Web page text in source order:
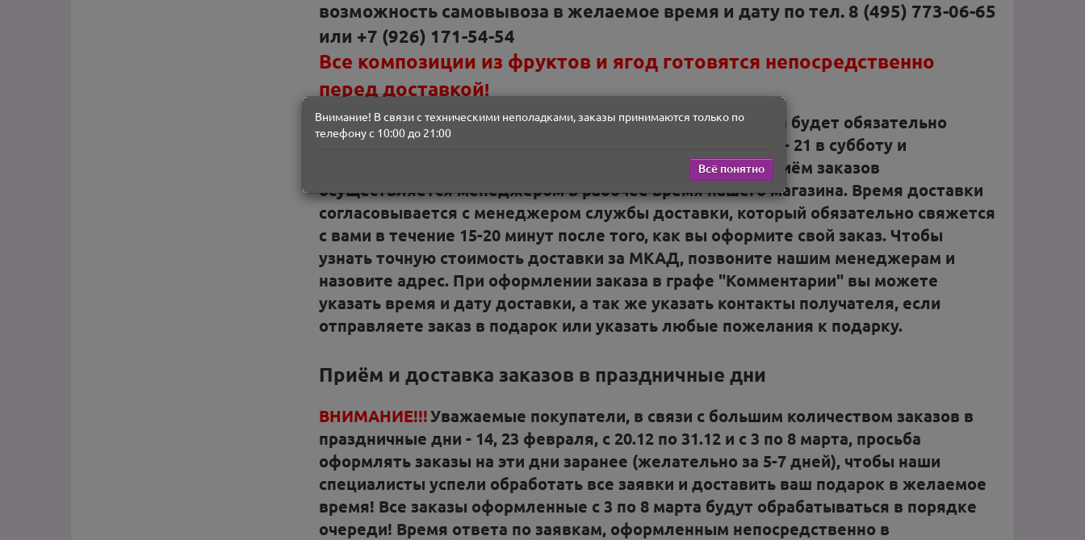
возможность самовывоза в желаемое время и дату по тел. 8 (495) 773-06-65
или +7 (926) 171-54-54
Все композиции из фруктов и ягод готовятся непосредственно
перед доставкой!
Заказ, оформленный внерабочее время нашего магазина будет обязательно
принят нашими менеджерами с 9 - 21 в будние дни и с 10 - 21 в субботу и
круглосуточно, но приём заказов
осуществляется менеджером в рабочее время нашего магазина. Время доставки
согласовывается с менеджером службы доставки, который обязательно свяжется
с вами в течение 15-20 минут после того, как вы оформите свой заказ. Чтобы
узнать точную стоимость доставки за МКАД, позвоните нашим менеджерам и
назовите адрес. При оформлении заказа в графе "Комментарии" вы можете
указать время и дату доставки, а так же указать контакты получателя, если
отправляете заказ в подарок или указать любые пожелания к подарку.
Приём и доставка заказов в праздничные дни
ВНИМАНИЕ!!!Уважаемые покупатели, в связи с большим количеством заказов в
праздничные дни - 14, 23 февраля, с 20.12 по 31.12 и с 3 по 8 марта, просьба
оформлять заказы на эти дни заранее (желательно за 5-7 дней), чтобы наши
специалисты успели обработать все заявки и доставить ваш подарок в желаемое
время! Все заказы оформленные с 3 по 8 марта будут обрабатываться в порядке
очереди! Время ответа по заявкам, оформленным непосредственно в
Внимание! В связи с техническими неполадками, заказы принимаются только по
телефону с 10:00 до 21:00
Всё понятно